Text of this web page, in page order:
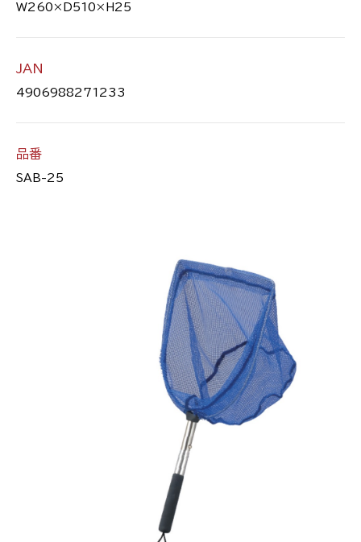
W260×D510×H25
JAN
4906988271233
品番
SAB-25